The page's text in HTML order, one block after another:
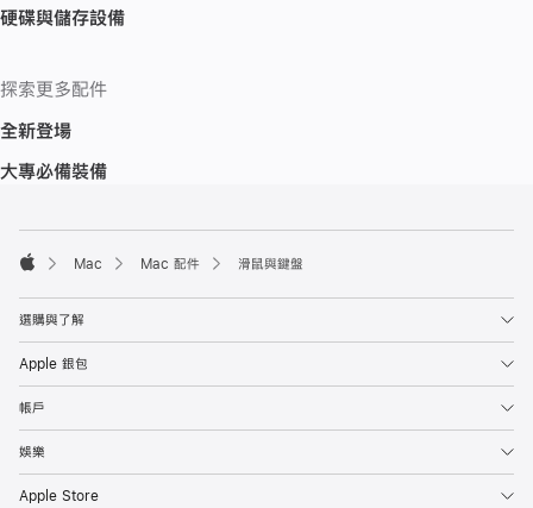
硬碟與儲存設備
探索更多配件
全新登場
大專必備裝備
腳
Mac Mac 配件 滑鼠與鍵盤
選購與了解
Apple 銀包
帳戶
娛樂
Apple Store